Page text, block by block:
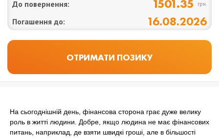
До повернення: 1501.35 грн.
Погашення до: 16.08.2026
На сьогоднішній день, фінансова сторона грає дуже велику
роль в житті людини. Добре, якщо людина не має фінансових
питань, наприклад, де взяти швидкі гроші, але в більшості